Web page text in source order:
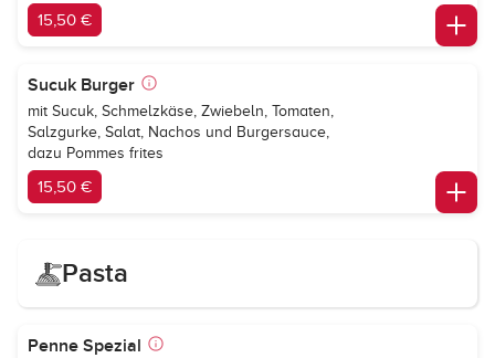
15,50 €
Sucuk Burger
mit Sucuk, Schmelzkäse, Zwiebeln, Tomaten,
Salzgurke, Salat, Nachos und Burgersauce,
dazu Pommes frites
15,50 €
Pasta
Penne Spezial